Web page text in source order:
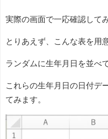
実際の画面で一応確認して
とりあえず、こんな表を用
ランダムに生年月日を並べ
これらの生年月日の日付デ
てみます。